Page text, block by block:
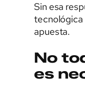
Sin esa
tecnológica
apuesta.
No
es